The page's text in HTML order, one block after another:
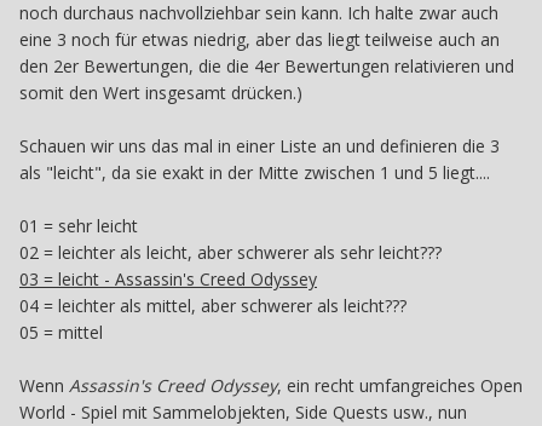
noch durchaus nachvollziehbar sein kann. Ich halte zwar auch
eine 3 noch für etwas niedrig, aber das liegt teilweise auch an
den 2er Bewertungen, die die 4er Bewertungen relativieren und
somit den Wert insgesamt drücken.)
Schauen wir uns das mal in einer Liste an und definieren die 3
als "leicht", da sie exakt in der Mitte zwischen 1 und 5 liegt....
01 = sehr leicht
02 = leichter als leicht, aber schwerer als sehr leicht???
03 = leicht - Assassin's Creed Odyssey
04 = leichter als mittel, aber schwerer als leicht???
05 = mittel
Wenn Assassin's Creed Odyssey, ein recht umfangreiches Open
World - Spiel mit Sammelobjekten, Side Quests usw., nun